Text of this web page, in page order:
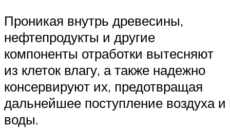
Проникая внутрь древесины,
нефтепродукты и другие
компоненты отработки вытесняют
из клеток влагу, а также надежно
консервируют их, предотвращая
дальнейшее поступление воздуха и
воды.